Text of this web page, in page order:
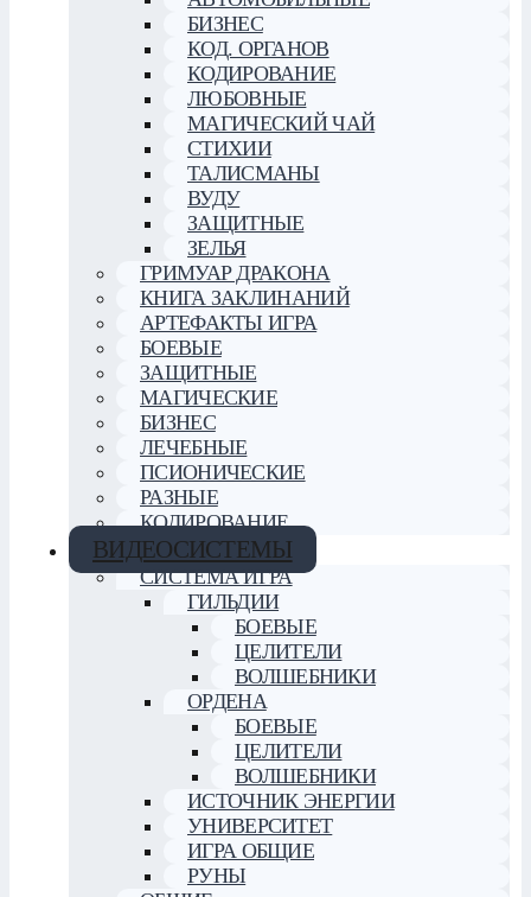
БИЗНЕС
КОД. ОРГАНОВ
КОДИРОВАНИЕ
ЛЮБОВНЫЕ
МАГИЧЕСКИЙ ЧАЙ
СТИХИИ
ТАЛИСМАНЫ
ВУДУ
ЗАЩИТНЫЕ
ЗЕЛЬЯ
ГРИМУАР ДРАКОНА
КНИГА ЗАКЛИНАНИЙ
АРТЕФАКТЫ ИГРА
БОЕВЫЕ
ЗАЩИТНЫЕ
МАГИЧЕСКИЕ
БИЗНЕС
ЛЕЧЕБНЫЕ
ПСИОНИЧЕСКИЕ
РАЗНЫЕ
КОДИРОВАНИЕ
ВИДЕОСИСТЕМЫ
СИСТЕМА ИГРА
ГИЛЬДИИ
БОЕВЫЕ
ЦЕЛИТЕЛИ
ВОЛШЕБНИКИ
ОРДЕНА
БОЕВЫЕ
ЦЕЛИТЕЛИ
ВОЛШЕБНИКИ
ИСТОЧНИК ЭНЕРГИИ
УНИВЕРСИТЕТ
ИГРА ОБЩИЕ
РУНЫ